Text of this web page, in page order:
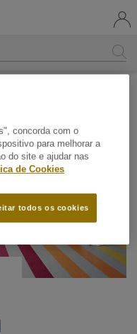
concorda com o
para melhorar a
do site e ajudar nas
de Cookies
todos os cookies